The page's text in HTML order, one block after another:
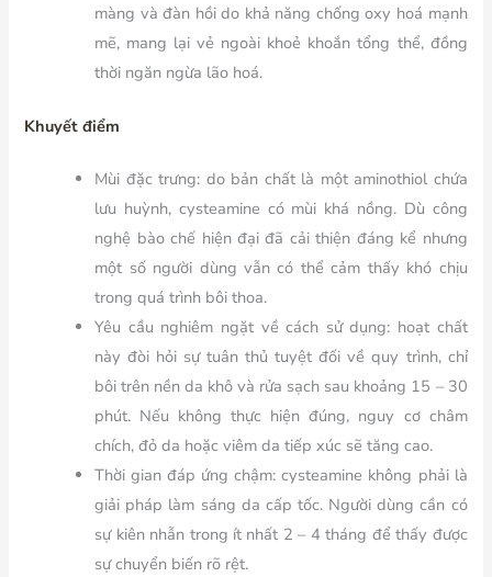
màng và đàn hồi do khả năng chống oxy hoá mạnh
mẽ, mang lại vẻ ngoài khoẻ khoắn tổng thể, đồng
thời ngăn ngừa lão hoá.
Khuyết điểm
Mùi đặc trưng: do bản chất là một aminothiol chứa
lưu huỳnh, cysteamine có mùi khá nồng. Dù công
nghệ bào chế hiện đại đã cải thiện đáng kể nhưng
một số người dùng vẫn có thể cảm thấy khó chịu
trong quá trình bôi thoa.
Yêu cầu nghiêm ngặt về cách sử dụng: hoạt chất
này đòi hỏi sự tuân thủ tuyệt đối về quy trình, chỉ
bôi trên nền da khô và rửa sạch sau khoảng 15 – 30
phút. Nếu không thực hiện đúng, nguy cơ châm
chích, đỏ da hoặc viêm da tiếp xúc sẽ tăng cao.
Thời gian đáp ứng chậm: cysteamine không phải là
giải pháp làm sáng da cấp tốc. Người dùng cần có
sự kiên nhẫn trong ít nhất 2 – 4 tháng để thấy được
sự chuyển biến rõ rệt.